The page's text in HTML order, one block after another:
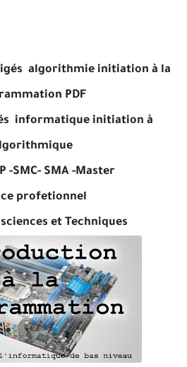
algorithmie initiation à la
PDF
informatique initiation à
-SMC- SMA -Master
profetionnel
et Techniques